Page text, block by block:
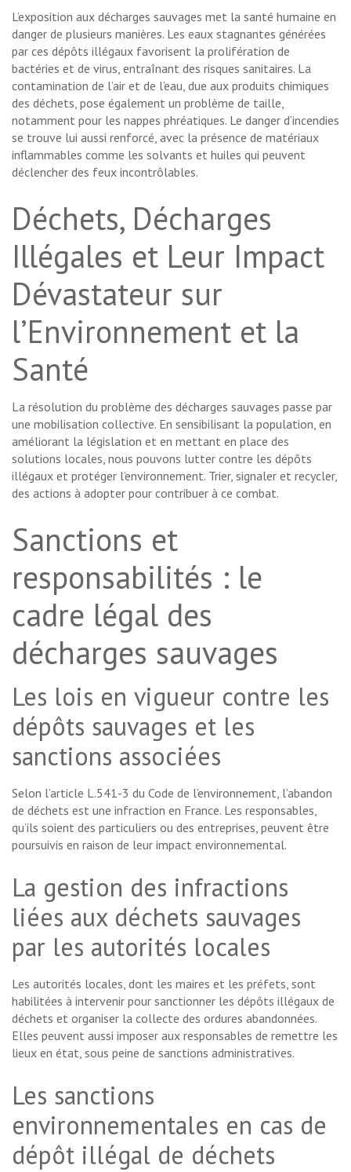
L’exposition aux décharges sauvages met la santé humaine en
danger de plusieurs manières. Les eaux stagnantes générées
par ces dépôts illégaux favorisent la prolifération de
bactéries et de virus, entraînant des risques sanitaires. La
contamination de l’air et de l’eau, due aux produits chimiques
des déchets, pose également un problème de taille,
notamment pour les nappes phréatiques. Le danger d’incendies
se trouve lui aussi renforcé, avec la présence de matériaux
inflammables comme les solvants et huiles qui peuvent
déclencher des feux incontrôlables.
Déchets, Décharges
Illégales et Leur Impact
Dévastateur sur
l’Environnement et la
Santé
La résolution du problème des décharges sauvages passe par
une mobilisation collective. En sensibilisant la population, en
améliorant la législation et en mettant en place des
solutions locales, nous pouvons lutter contre les dépôts
illégaux et protéger l’environnement. Trier, signaler et recycler,
des actions à adopter pour contribuer à ce combat.
Sanctions et
responsabilités : le
cadre légal des
décharges sauvages
Les lois en vigueur contre les
dépôts sauvages et les
sanctions associées
Selon l’article L.541-3 du Code de l’environnement, l’abandon
de déchets est une infraction en France. Les responsables,
qu’ils soient des particuliers ou des entreprises, peuvent être
poursuivis en raison de leur impact environnemental.
La gestion des infractions
liées aux déchets sauvages
par les autorités locales
Les autorités locales, dont les maires et les préfets, sont
habilitées à intervenir pour sanctionner les dépôts illégaux de
déchets et organiser la collecte des ordures abandonnées.
Elles peuvent aussi imposer aux responsables de remettre les
lieux en état, sous peine de sanctions administratives.
Les sanctions
environnementales en cas de
dépôt illégal de déchets